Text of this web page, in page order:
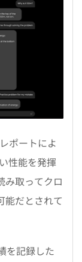
ポートによ
性能を発揮
み取ってクロ
能だとされて
を記録した